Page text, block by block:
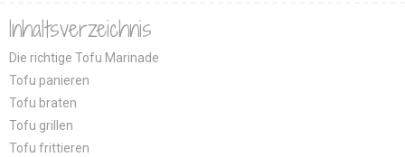
Inhaltsverzeichnis
Die richtige Tofu Marinade
Tofu panieren
Tofu braten
Tofu grillen
Tofu frittieren